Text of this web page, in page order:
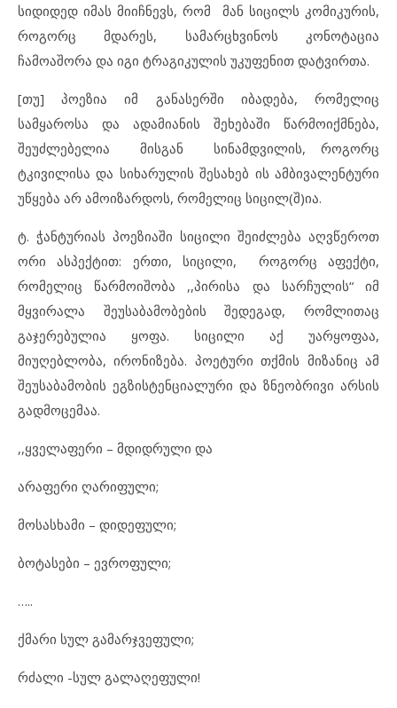
სიდიდედ იმას მიიჩნევს, რომ მან სიცილს კომიკურის,
როგორც მდარეს, სამარცხვინოს კონოტაცია
ჩამოაშორა და იგი ტრაგიკულის უკუფენით დატვირთა.
[თუ] პოეზია იმ განასერში იბადება, რომელიც
სამყაროსა და ადამიანის შეხებაში წარმოიქმნება,
შეუძლებელია მისგან სინამდვილის, როგორც
ტკივილისა და სიხარულის შესახებ ის ამბივალენტური
უწყება არ ამოიზარდოს, რომელიც სიცილ(შ)ია.
ტ. ჭანტურიას პოეზიაში სიცილი შეიძლება აღვწეროთ
ორი ასპექტით: ერთი, სიცილი, როგორც აფექტი,
რომელიც წარმოიშობა ,,პირისა და სარჩულის“ იმ
მყვირალა შეუსაბამობების შედეგად, რომლითაც
გაჯერებულია ყოფა. სიცილი აქ უარყოფაა,
მიუღებლობა, ირონიზება. პოეტური თქმის მიზანიც ამ
შეუსაბამობის ეგზისტენციალური და ზნეობრივი არსის
გადმოცემაა.
,,ყველაფერი – მდიდრული და
არაფერი ღარიფული;
მოსასხამი – დიდეფული;
ბოტასები – ევროფული;
…..
ქმარი სულ გამარჯვეფული;
რძალი -სულ გალაღეფული!